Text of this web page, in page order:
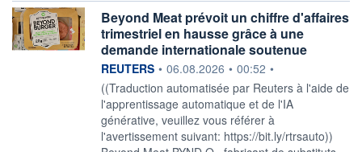
Beyond Meat prévoit un chiffre d'affaires
trimestriel en hausse grâce à une
demande internationale soutenue
information fournie par
REUTERS • 06.08.2026 • 00:52 •
((Traduction automatisée par Reuters à l'aide de
l'apprentissage automatique et de l'IA
générative, veuillez vous référer à
l'avertissement suivant: https://bit.ly/rtrsauto))